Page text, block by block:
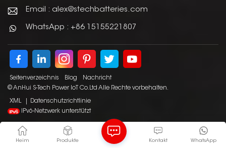
Email : alex@stechbatteries.com
WhatsApp : +86 15155221807
Seitenverzeichnis Blog
Nachricht
© AnHui S-Tech Power IoT Co.Ltd Alle Rechte vorbehalten.
XML
Datenschutzrichtlinie
IPv6-Netzwerk unterstützt
Heim Produkte WhatsApp
Kontakt